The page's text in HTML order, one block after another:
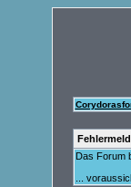
Das Forum
...